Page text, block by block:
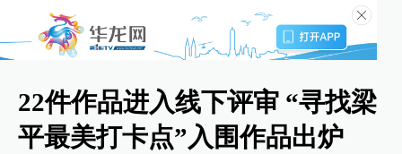
22件作品进入线下评审 “寻找梁
平最美打卡点”入围作品出炉